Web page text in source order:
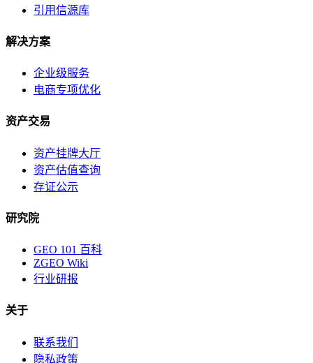
引用信源库
解决方案
企业级服务
电商专项优化
资产交易
资产挂牌大厅
资产估值查询
存证公示
研究院
GEO 101 百科
ZGEO Wiki
行业研报
关于
联系我们
隐私政策